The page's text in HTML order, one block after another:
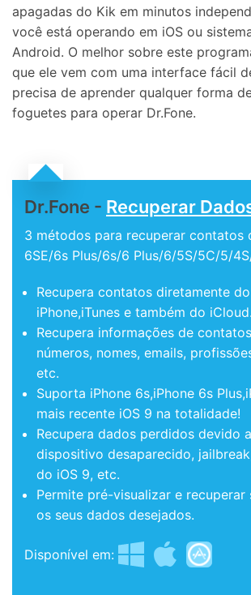
apagadas do Kik em minutos
você está operando em iOS ou
Android. O melhor sobre este
que ele vem com uma interface fácil
precisa de aprender qualquer forma
foguetes para operar Dr.Fone.
Dr.Fone - Recuperar
3 métodos para recuperar contatos
6SE/6s Plus/6s/6 Plus/6/5S/5C/5/
Recupera contatos diretamente
iPhone,iTunes e também do iCloud.
Recupera informações de
números, nomes, emails,
etc.
Suporta iPhone 6s,iPhone 6s
mais recente iOS 9 na totalidade!
Recupera dados perdidos devido
dispositivo desaparecido,
do iOS 9, etc.
Permite pré-visualizar e recuperar
os seus dados desejados.
Disponível em: